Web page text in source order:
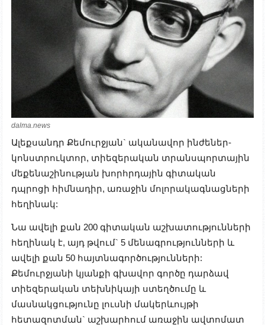
dalma.news
Ալեքսանդր Քեմուրջյան` ականավոր ինժեներ-
կոնստրուկտոր, տիեզերական տրանսպորտային
մեքենաշինության խորհրդային գիտական
դպրոցի հիմնադիր, առաջին մոլորակագնացների
հեղինակ:
Նա ավելի քան 200 գիտական աշխատությունների
հեղինակ է, այդ թվում` 5 մենագրությունների և
ավելի քան 50 հայտնագործությունների:
Քեմուրջյանի կյանքի գխավոր գործը դարձավ
տիեզերական տեխնիկայի ստեղծումը և
մասնակցությունը լուսնի մակերևույթի
հետազոտման` աշխարհում առաջին ավտոմատ